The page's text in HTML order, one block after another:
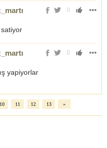
0
0
yapiyorlar
10 11 12 13 »